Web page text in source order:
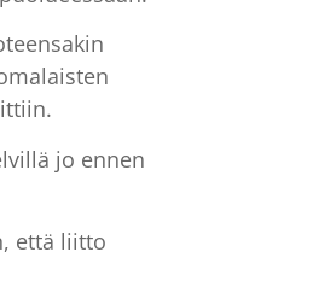
jo ennen
että liitto